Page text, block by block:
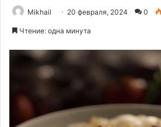
Mikhail 20 февраля, 2024 0
Чтение: одна минута